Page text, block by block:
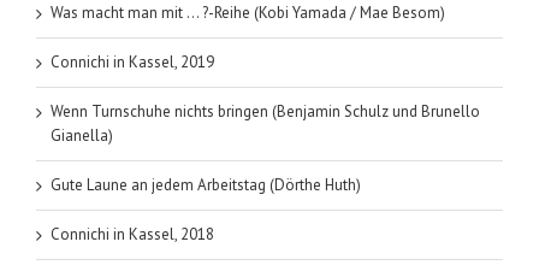
Was macht man mit … ?-Reihe (Kobi Yamada / Mae Besom)
Connichi in Kassel, 2019
Wenn Turnschuhe nichts bringen (Benjamin Schulz und Brunello
Gianella)
Gute Laune an jedem Arbeitstag (Dörthe Huth)
Connichi in Kassel, 2018